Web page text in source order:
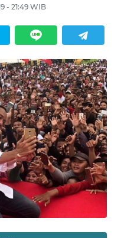
- 21:49 WIB